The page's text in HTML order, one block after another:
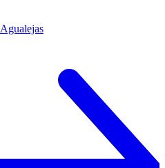
Agualejas